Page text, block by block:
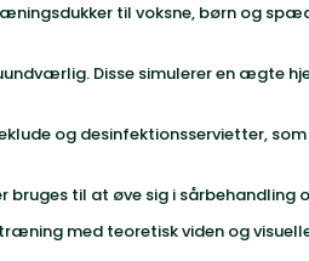
til voksne, børn og
Disse simulerer en ægte
og desinfektionsservietter,
til at øve sig i sårbehandling
med teoretisk viden og